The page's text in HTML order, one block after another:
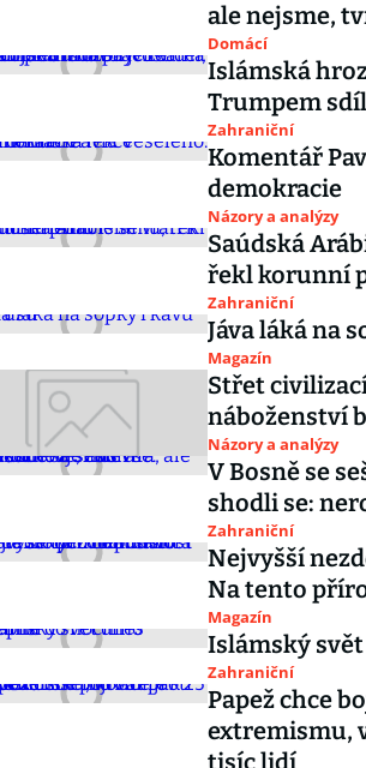
ale nejsme,
Domácí
Islámská
Trumpem
Zahraniční
Komentář
demokracie
Názory a analýzy
Saúdská
řekl korunní
Zahraniční
Jáva láká na
Magazín
Střet
náboženství
Názory a analýzy
V Bosně se
shodli se:
Zahraniční
Nejvyšší
Na tento
Magazín
Islámský
Zahraniční
Papež chce
extremismu,
tisíc lidí